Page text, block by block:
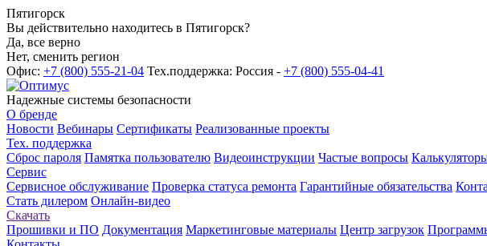
Пятигорск
Вы действительно находитесь в Пятигорск?
Да, все верно
Нет, сменить регион
Офис: +7 (800) 555-21-04 Тех.поддержка: Россия - +7 (800) 555-04-41
Надежные системы безопасности
О бренде
Новости Вебинары Сертификаты Реализованные проекты
Тех. поддержка
Сброс пароля Памятка пользователю Видеоинструкции Частые вопросы
Сервис
Сервисное обслуживание Проверка статуса ремонта Гарантийные обязательства
Стать дилером Онлайн-видео
Скачать
Прошивки и ПО Документация Маркетинговые материалы Центр загрузок